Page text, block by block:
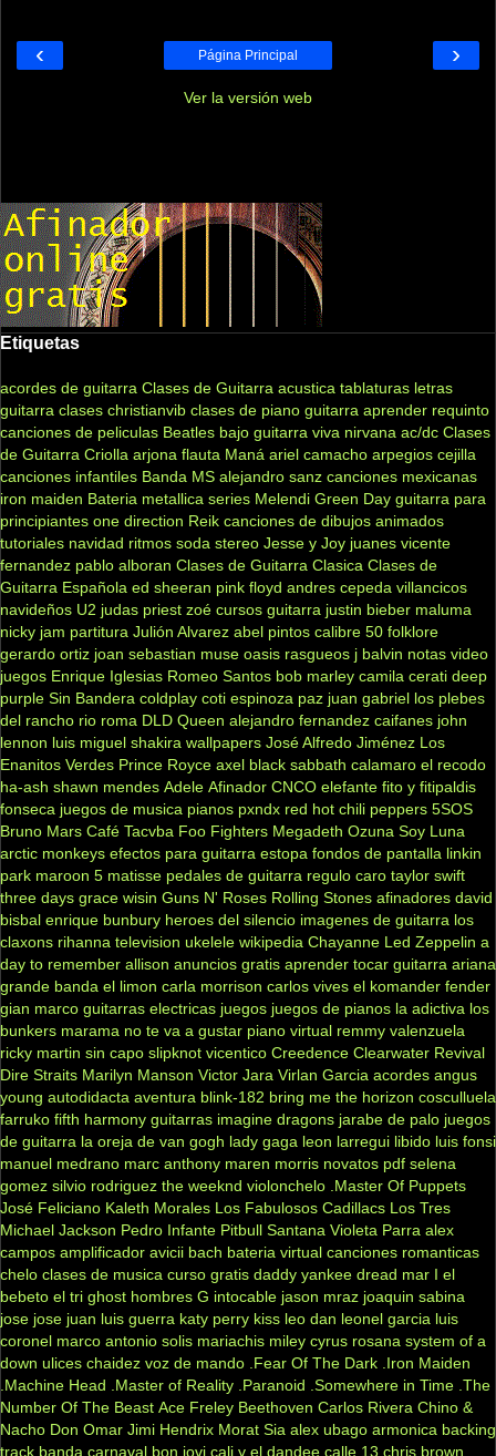
‹ ›
Página Principal
Ver la versión web
Etiquetas
acordes de guitarra Clases de Guitarra acustica tablaturas letras
guitarra clases christianvib clases de piano guitarra aprender requinto
canciones de peliculas Beatles bajo guitarra viva nirvana ac/dc Clases
de Guitarra Criolla arjona flauta Maná ariel camacho arpegios cejilla
canciones infantiles Banda MS alejandro sanz canciones mexicanas
iron maiden Bateria metallica series Melendi Green Day guitarra para
principiantes one direction Reik canciones de dibujos animados
tutoriales navidad ritmos soda stereo Jesse y Joy juanes vicente
fernandez pablo alboran Clases de Guitarra Clasica Clases de
Guitarra Española ed sheeran pink floyd andres cepeda villancicos
navideños U2 judas priest zoé cursos guitarra justin bieber maluma
nicky jam partitura Julión Alvarez abel pintos calibre 50 folklore
gerardo ortiz joan sebastian muse oasis rasgueos j balvin notas video
juegos Enrique Iglesias Romeo Santos bob marley camila cerati deep
purple Sin Bandera coldplay coti espinoza paz juan gabriel los plebes
del rancho rio roma DLD Queen alejandro fernandez caifanes john
lennon luis miguel shakira wallpapers José Alfredo Jiménez Los
Enanitos Verdes Prince Royce axel black sabbath calamaro el recodo
ha-ash shawn mendes Adele Afinador CNCO elefante fito y fitipaldis
fonseca juegos de musica pianos pxndx red hot chili peppers 5SOS
Bruno Mars Café Tacvba Foo Fighters Megadeth Ozuna Soy Luna
arctic monkeys efectos para guitarra estopa fondos de pantalla linkin
park maroon 5 matisse pedales de guitarra regulo caro taylor swift
three days grace wisin Guns N' Roses Rolling Stones afinadores david
bisbal enrique bunbury heroes del silencio imagenes de guitarra los
claxons rihanna television ukelele wikipedia Chayanne Led Zeppelin a
day to remember allison anuncios gratis aprender tocar guitarra ariana
grande banda el limon carla morrison carlos vives el komander fender
gian marco guitarras electricas juegos juegos de pianos la adictiva los
bunkers marama no te va a gustar piano virtual remmy valenzuela
ricky martin sin capo slipknot vicentico Creedence Clearwater Revival
Dire Straits Marilyn Manson Victor Jara Virlan Garcia acordes angus
young autodidacta aventura blink-182 bring me the horizon cosculluela
farruko fifth harmony guitarras imagine dragons jarabe de palo juegos
de guitarra la oreja de van gogh lady gaga leon larregui libido luis fonsi
manuel medrano marc anthony maren morris novatos pdf selena
gomez silvio rodriguez the weeknd violonchelo .Master Of Puppets
José Feliciano Kaleth Morales Los Fabulosos Cadillacs Los Tres
Michael Jackson Pedro Infante Pitbull Santana Violeta Parra alex
campos amplificador avicii bach bateria virtual canciones romanticas
chelo clases de musica curso gratis daddy yankee dread mar I el
bebeto el tri ghost hombres G intocable jason mraz joaquin sabina
jose jose juan luis guerra katy perry kiss leo dan leonel garcia luis
coronel marco antonio solis mariachis miley cyrus rosana system of a
down ulices chaidez voz de mando .Fear Of The Dark .Iron Maiden
.Machine Head
.Master of Reality .Paranoid .Somewhere in Time .The
Number Of The Beast Ace Freley Beethoven Carlos Rivera Chino &
Nacho Don Omar Jimi Hendrix Morat Sia alex ubago armonica backing
track banda carnaval bon jovi cali y el dandee calle 13 chris brown